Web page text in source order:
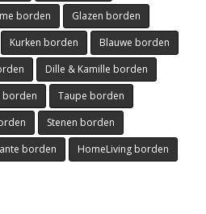
borden
Glazen borden
Kurken borden
Blauwe borden
Dille & Kamille borden
borden
Taupe borden
Stenen borden
borden
HomeLiving borden